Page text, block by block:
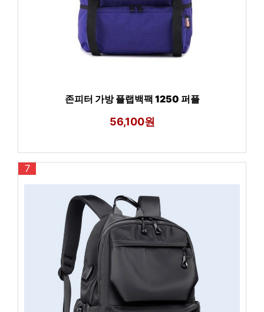
존피터 가방 플랩백팩 1250 퍼플
56,100원
7